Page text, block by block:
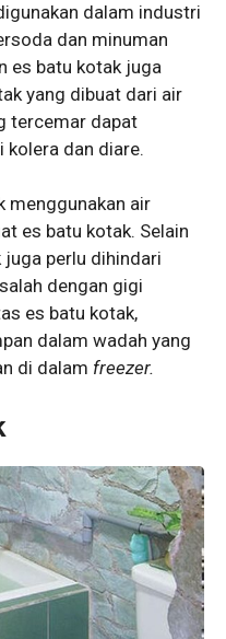
dalam industri
dan minuman
es batu kotak juga
yang dibuat dari air
tercemar dapat
kolera dan diare.
menggunakan air
es batu kotak. Selain
juga perlu dihindari
dengan gigi
es batu kotak,
dalam wadah yang
di dalam freezer.